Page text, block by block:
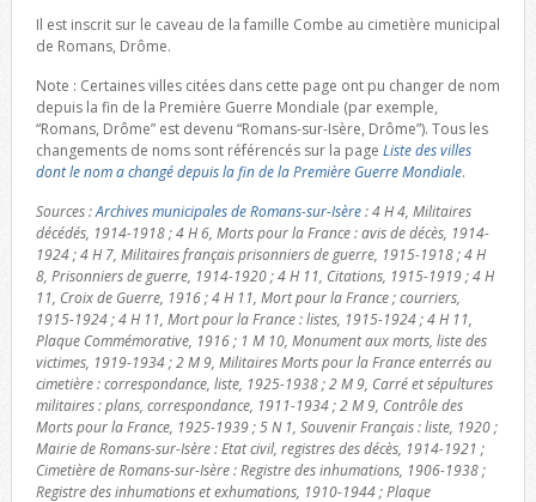
Il est inscrit sur le caveau de la famille Combe au cimetière municipal
de Romans, Drôme.
Note : Certaines villes citées dans cette page ont pu changer de nom
depuis la fin de la Première Guerre Mondiale (par exemple,
“Romans, Drôme” est devenu “Romans-sur-Isère, Drôme”). Tous les
changements de noms sont référencés sur la page Liste des villes
dont le nom a changé depuis la fin de la Première Guerre Mondiale.
Sources :Archives municipales de Romans-sur-Isère: 4 H 4, Militaires
décédés, 1914-1918 ; 4 H 6, Morts pour la France : avis de décès, 1914-
1924 ; 4 H 7, Militaires français prisonniers de guerre, 1915-1918 ; 4 H
8, Prisonniers de guerre, 1914-1920 ; 4 H 11, Citations, 1915-1919 ; 4 H
11, Croix de Guerre, 1916 ; 4 H 11, Mort pour la France ; courriers,
1915-1924 ; 4 H 11, Mort pour la France : listes, 1915-1924 ; 4 H 11,
Plaque Commémorative, 1916 ; 1 M 10, Monument aux morts, liste des
victimes, 1919-1934 ; 2 M 9, Militaires Morts pour la France enterrés au
cimetière : correspondance, liste, 1925-1938 ; 2 M 9, Carré et sépultures
militaires : plans, correspondance, 1911-1934 ; 2 M 9, Contrôle des
Morts pour la France, 1925-1939 ; 5 N 1, Souvenir Français : liste, 1920 ;
Mairie de Romans-sur-Isère : Etat civil, registres des décès, 1914-1921 ;
Cimetière de Romans-sur-Isère : Registre des inhumations, 1906-1938 ;
Registre des inhumations et exhumations, 1910-1944 ; Plaque